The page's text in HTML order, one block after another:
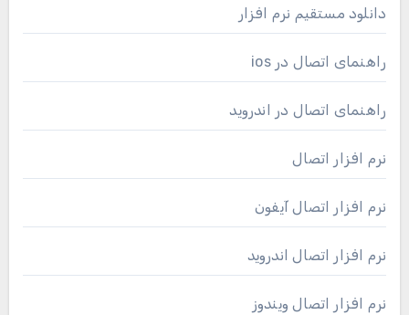
دانلود مستقیم نرم افزار
راهنمای اتصال در ios
راهنمای اتصال در اندروید
نرم افزار اتصال
نرم افزار اتصال آیفون
نرم افزار اتصال اندروید
نرم افزار اتصال ویندوز